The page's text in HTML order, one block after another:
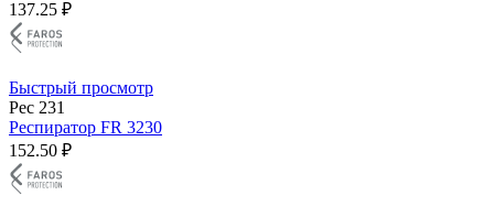
137.25 ₽
Быстрый просмотр
Рес 231
Респиратор FR 3230
152.50 ₽